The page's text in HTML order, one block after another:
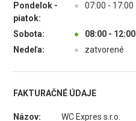
Pondelok -
piatok:
● 07:00 - 17:00
Sobota: ● 08:00 - 12:00
Nedeľa: ● zatvorené
FAKTURAČNÉ ÚDAJE
Názov:
WC Expres s.r.o.